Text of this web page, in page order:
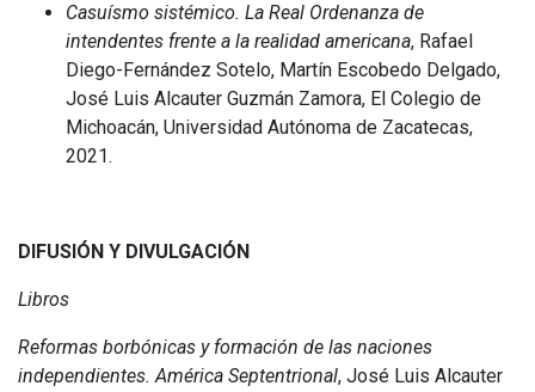
Casuísmo sistémico. La Real Ordenanza de
intendentes frente a la realidad americana, Rafael
Diego-Fernández Sotelo, Martín Escobedo Delgado,
José Luis Alcauter Guzmán Zamora, El Colegio de
Michoacán, Universidad Autónoma de Zacatecas,
2021.
DIFUSIÓN Y DIVULGACIÓN
Libros
Reformas borbónicas y formación de las naciones
independientes. América Septentrional, José Luis Alcauter